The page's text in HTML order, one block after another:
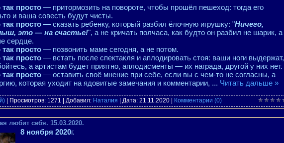
так просто— притормозить на повороте, чтобы прошёл пешеход: тогда его
и ваша совесть будут чисты.
так просто— сказать ребенку, который разбил ёлочную игрушку: "Ничего,
это — на счастье!", а не кричать полчаса, как будто он разбил не шарик, а
сердце.
так просто— позвонить маме сегодня, а не потом.
так просто— встать после спектакля и аплодировать стоя: ваши ноги выдержат,
а артистам будет приятно, аплодисменты — их награда, другой у них нет.
так просто— оставить своё мнение при себе, если вы с чем-то не согласны, а
которая уходит на ядовитые замечания и комментарии, ... Читать дальше »
| Просмотров: 1271 | Добавил: Наталия | Дата: 21.11.2020 Комментарии (0)
любит себя. 15.03.2020.
8 ноября 2020г.